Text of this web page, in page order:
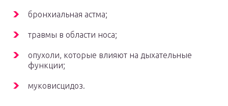
бронхиальная астма;
травмы в области носа;
опухоли, которые влияют на дыхательные
функции;
муковисцидоз.